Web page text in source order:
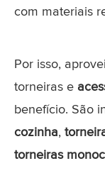
com materiais
Por isso,
torneiras e
benefício. São
cozinha,
torneiras